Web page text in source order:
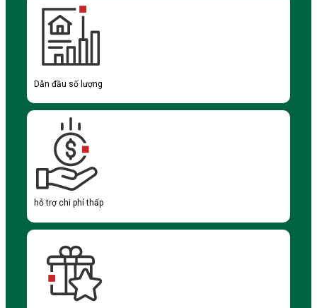
Dẫn đầu số lượng
hỗ trợ chi phí thấp